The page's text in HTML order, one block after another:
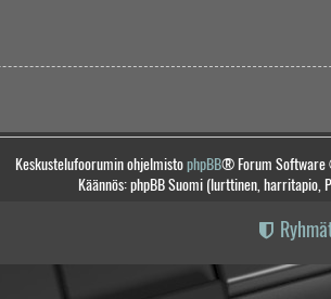
Keskustelufoorumin ohjelmistophpBB® Forum Software
Käännös: phpBB Suomi (lurttinen, harritapio,